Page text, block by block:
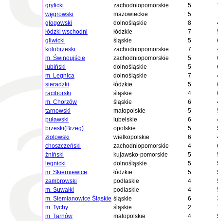
gryficki
zachodniopomorskie 5
węgrowski
mazowieckie 5
głogowski
dolnośląskie 8
łódzki wschodni
łódzkie 7
gliwicki
śląskie 5
kołobrzeski
zachodniopomorskie 7
m. Świnoujście
zachodniopomorskie 5
lubiński
dolnośląskie 5
m. Legnica
dolnośląskie 7
sieradzki
łódzkie 5
raciborski
śląskie 4
m. Chorzów
śląskie 6
tarnowski
małopolskie 5
puławski
lubelskie 6
brzeski(Brzeg)
opolskie 5
złotowski
wielkopolskie 6
choszczeński
zachodniopomorskie 4
żniński
kujawsko-pomorskie 5
legnicki
dolnośląskie 5
m. Skierniewice
łódzkie 5
zambrowski
podlaskie 4
m. Suwałki
podlaskie 4
m. Siemianowice Śląskie śląskie 6
m. Tychy
śląskie 2
m. Tarnów
małopolskie 4